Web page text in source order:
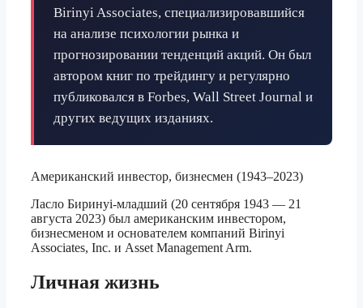
Birinyi Associates, специализировавшийся
на анализе психологии рынка и
прогнозировании тенденций акций. Он был
автором книг по трейдингу и регулярно
публиковался в Forbes, Wall Street Journal и
других ведущих изданиях.
Американский инвестор, бизнесмен (1943–2023)
Ласло Биринyi-младший (20 сентября 1943 — 21
августа 2023) был американским инвестором,
бизнесменом и основателем компаний Birinyi
Associates, Inc. и Asset Management Arm.
Личная жизнь